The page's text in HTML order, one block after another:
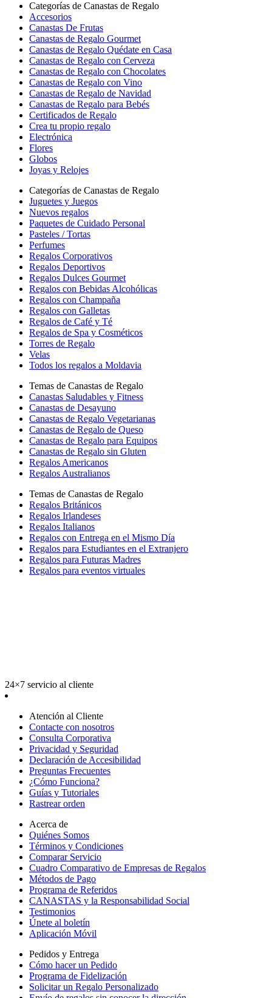
Categorías de Canastas de Regalo
Accesorios
Canastas De Frutas
Canastas de Regalo Gourmet
Canastas de Regalo Quédate en Casa
Canastas de Regalo con Cerveza
Canastas de Regalo con Chocolates
Canastas de Regalo con Vino
Canastas de Regalo de Navidad
Canastas de Regalo para Bebés
Certificados de Regalo
Crea tu propio regalo
Electrónica
Flores
Globos
Joyas y Relojes
Categorías de Canastas de Regalo
Juguetes y Juegos
Nuevos regalos
Paquetes de Cuidado Personal
Pasteles / Tortas
Perfumes
Regalos Corporativos
Regalos Deportivos
Regalos Dulces Gourmet
Regalos con Bebidas Alcohólicas
Regalos con Champaña
Regalos con Galletas
Regalos de Café y Té
Regalos de Spa y Cosméticos
Torres de Regalo
Velas
Todos los regalos a Moldavia
Temas de Canastas de Regalo
Canastas Saludables y Fitness
Canastas de Desayuno
Canastas de Regalo Vegetarianas
Canastas de Regalo de Queso
Canastas de Regalo para Equipos
Canastas de Regalo sin Gluten
Regalos Americanos
Regalos Australianos
Temas de Canastas de Regalo
Regalos Británicos
Regalos Irlandeses
Regalos Italianos
Regalos con Entrega en el Mismo Día
Regalos para Estudiantes en el Extranjero
Regalos para Futuras Madres
Regalos para eventos virtuales
24×7 servicio al cliente
Atención al Cliente
Contacte con nosotros
Consulta Corporativa
Privacidad y Seguridad
Declaración de Accesibilidad
Preguntas Frecuentes
¿Cómo Funciona?
Guías y Tutoriales
Rastrear orden
Acerca de
Quiénes Somos
Términos y Condiciones
Comparar Servicio
Cuadro Comparativo de Empresas de Regalos
Métodos de Pago
Programa de Referidos
CANASTAS y la Responsabilidad Social
Testimonios
Únete al boletín
Aplicación Móvil
Pedidos y Entrega
Cómo hacer un Pedido
Programa de Fidelización
Solicitar un Regalo Personalizado